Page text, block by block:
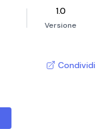
1.0
Versione
Condividi